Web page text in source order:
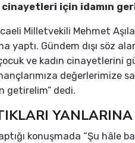
için idamın
Milletvekili Mehmet
yaptı. Gündem dışı söz
ve kadın cinayetlerini
değerlerimize
getirelim” dedi.
YANLARINA
konuşmada “Şu hâle